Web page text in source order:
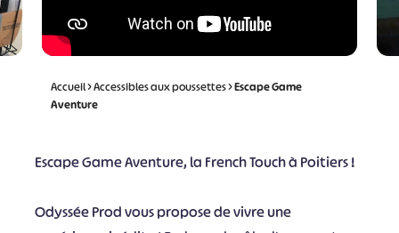
Accueil>Accessibles aux poussettes>Escape Game
Aventure
Escape Game Aventure, la French Touch à Poitiers !
Odyssée Prod vous propose de vivre une